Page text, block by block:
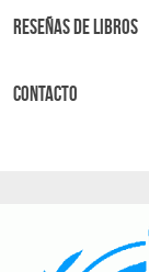
Reseñas de libros
Contacto